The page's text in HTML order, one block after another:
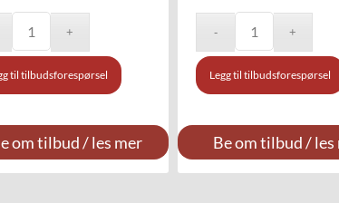
til tilbudsforespørsel
om tilbud / les mer
Legg til tilbudsforespørsel
Be om tilbud / les